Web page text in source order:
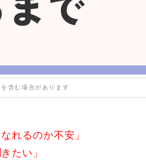
含む場合があります
れるのか不安」
たい」